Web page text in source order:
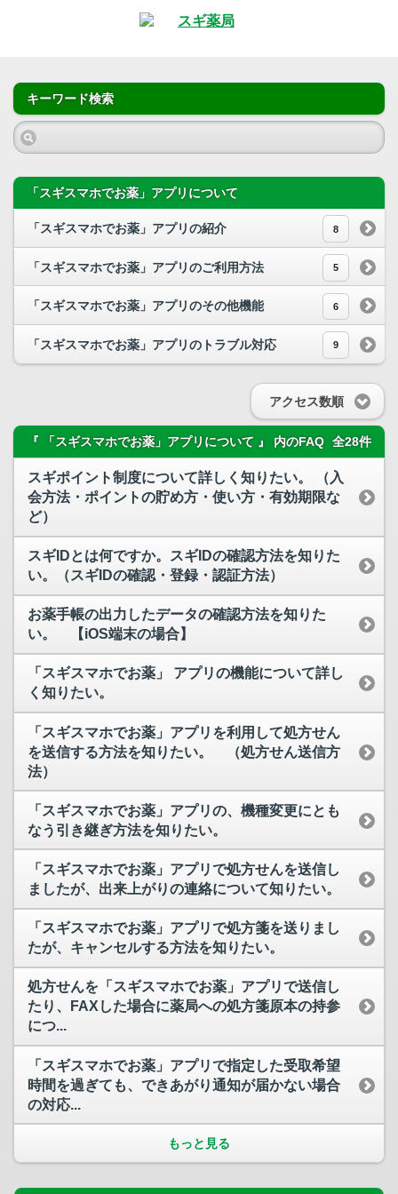
キーワード検索
「スギスマホでお薬」アプリについて
「スギスマホでお薬」アプリの紹介 8
「スギスマホでお薬」アプリのご利用方法 5
「スギスマホでお薬」アプリのその他機能 6
「スギスマホでお薬」アプリのトラブル対応 9
アクセス数順
『 「スギスマホでお薬」アプリについて 』 内のFAQ 全28件
スギポイント制度について詳しく知りたい。 （入
会方法・ポイントの貯め方・使い方・有効期限な
ど）
スギIDとは何ですか。スギIDの確認方法を知りた
い。（スギIDの確認・登録・認証方法）
お薬手帳の出力したデータの確認方法を知りた
い。 【iOS端末の場合】
「スギスマホでお薬」 アプリの機能について詳し
く知りたい。
「スギスマホでお薬」アプリを利用して処方せん
を送信する方法を知りたい。 （処方せん送信方
法）
「スギスマホでお薬」アプリの、機種変更にとも
なう引き継ぎ方法を知りたい。
「スギスマホでお薬」アプリで処方せんを送信し
ましたが、出来上がりの連絡について知りたい。
「スギスマホでお薬」アプリで処方箋を送りまし
たが、キャンセルする方法を知りたい。
処方せんを「スギスマホでお薬」アプリで送信し
たり、FAXした場合に薬局への処方箋原本の持参
につ...
「スギスマホでお薬」アプリで指定した受取希望
時間を過ぎても、できあがり通知が届かない場合
の対応...
もっと見る